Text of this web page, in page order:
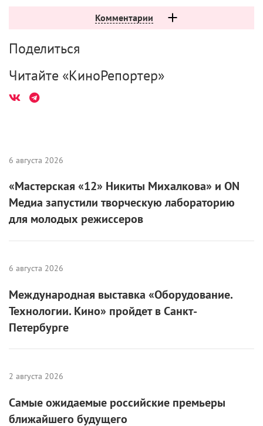
Комментарии
Поделиться
Читайте «КиноРепортер»
6 августа 2026
«Мастерская «12» Никиты Михалкова» и ON
Медиа запустили творческую лабораторию
для молодых режиссеров
6 августа 2026
Международная выставка «Оборудование.
Технологии. Кино» пройдет в Санкт-
Петербурге
2 августа 2026
Самые ожидаемые российские премьеры
ближайшего будущего